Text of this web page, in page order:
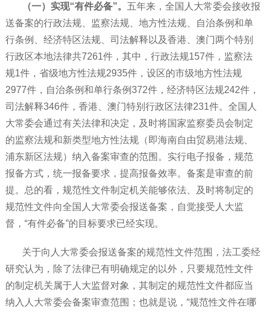
（一）实现“有件必备”。 五年来，全国人大常委会接收报
送备案的行政法规、监察法规、地方性法规、自治条例和单
行条例、经济特区法规、司法解释以及香港、澳门两个特别
行政区本地法律共7261件，其中，行政法规157件，监察法
规1件，省级地方性法规2935件，设区的市级地方性法规
2977件，自治条例和单行条例372件，经济特区法规242件，
司法解释346件，香港、澳门特别行政区法律231件。全国人
大常委会通过有关法律和决定，及时将国家监察委员会制定
的监察法规和新类型地方性法规（即海南自由贸易港法规、
浦东新区法规）纳入备案审查的范围。实行电子报备，规范
报备方式，统一报备要求，提高报备效率。备案是审查的前
提。总的看，规范性文件制定机关能够依法、及时将制定的
规范性文件向全国人大常委会报送备案，自觉接受人大监
督，“有件必备”的目标要求已经实现。
关于向人大常委会报送备案的规范性文件范围，法工委经
研究认为，除了法律已有明确规定的以外，只要规范性文件
的制定机关属于人大监督对象，其制定的规范性文件都应当
纳入人大常委会备案审查范围；也就是说，“规范性文件在哪